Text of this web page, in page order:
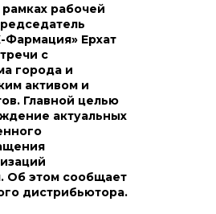
рабочей
Ерхат
с
города и
активом и
Главной целью
актуальных
Об этом сообщает
дистрибьютора.